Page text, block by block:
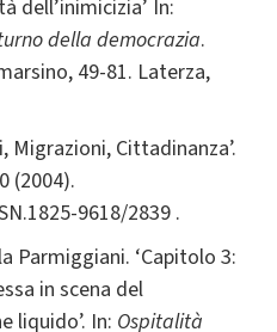
dell’inimicizia’ In:
della democrazia.
49-81. Laterza,
Migrazioni, Cittadinanza’.
(2004).
9618/2839 .
Parmiggiani. ‘Capitolo 3:
in scena del
liquido’. In: Ospitalità